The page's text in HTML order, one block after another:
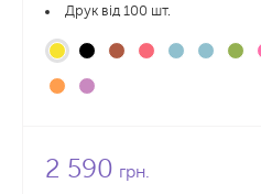
Друк від 100 шт.
2 590 грн.